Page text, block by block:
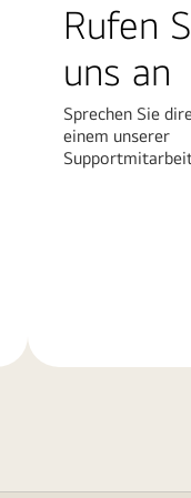
Rufen
uns an
Sprechen Sie
einem unserer